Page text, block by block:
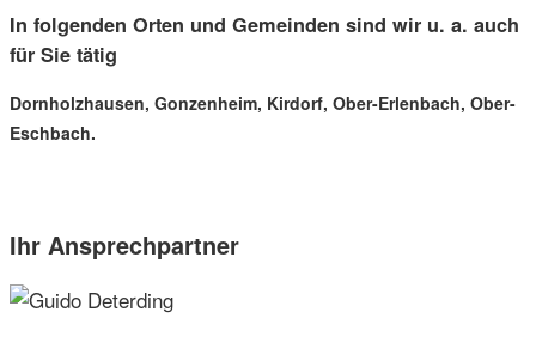
In folgenden Orten und Gemeinden sind wir u. a. auch
für Sie tätig
Dornholzhausen, Gonzenheim, Kirdorf, Ober-Erlenbach, Ober-
Eschbach.
Ihr Ansprechpartner